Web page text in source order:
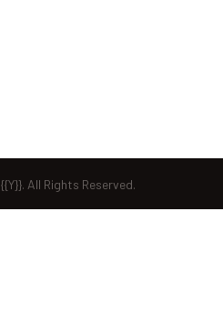
{{Y}}. All Rights Reserved.